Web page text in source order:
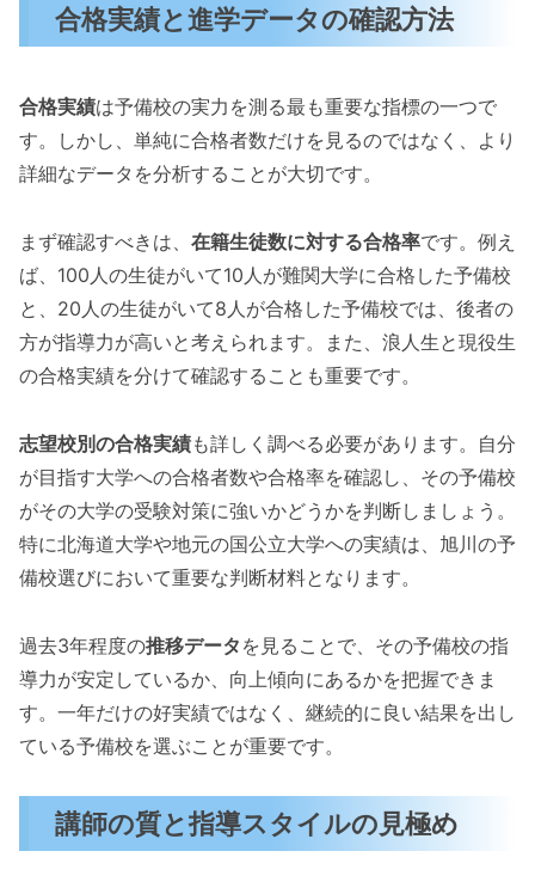
合格実績と進学データの確認方法
合格実績は予備校の実力を測る最も重要な指標の一つで
す。しかし、単純に合格者数だけを見るのではなく、より
詳細なデータを分析することが大切です。
まず確認すべきは、 在籍生徒数に対する合格率です。例え
ば、100人の生徒がいて10人が難関大学に合格した予備校
と、20人の生徒がいて8人が合格した予備校では、後者の
方が指導力が高いと考えられます。また、浪人生と現役生
の合格実績を分けて確認することも重要です。
志望校別の合格実績も詳しく調べる必要があります。自分
が目指す大学への合格者数や合格率を確認し、その予備校
がその大学の受験対策に強いかどうかを判断しましょう。
特に北海道大学や地元の国公立大学への実績は、旭川の予
備校選びにおいて重要な判断材料となります。
過去3年程度の推移データ を見ることで、その予備校の指
導力が安定しているか、向上傾向にあるかを把握できま
す。一年だけの好実績ではなく、継続的に良い結果を出し
ている予備校を選ぶことが重要です。
講師の質と指導スタイルの見極め